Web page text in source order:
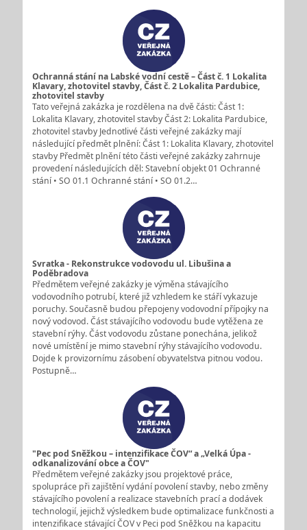
Ochranná stání na Labské vodní cestě – Část č. 1 Lokalita
Klavary, zhotovitel stavby, Část č. 2 Lokalita Pardubice,
zhotovitel stavby
Tato veřejná zakázka je rozdělena na dvě části: Část 1:
Lokalita Klavary, zhotovitel stavby Část 2: Lokalita Pardubice,
zhotovitel stavby Jednotlivé části veřejné zakázky mají
následující předmět plnění: Část 1: Lokalita Klavary, zhotovitel
stavby Předmět plnění této části veřejné zakázky zahrnuje
provedení následujících děl: Stavební objekt 01 Ochranné
stání • SO 01.1 Ochranné stání • SO 01.2…
Svratka - Rekonstrukce vodovodu ul. Libušina a
Poděbradova
Předmětem veřejné zakázky je výměna stávajícího
vodovodního potrubí, které již vzhledem ke stáří vykazuje
poruchy. Současně budou přepojeny vodovodní přípojky na
nový vodovod. Část stávajícího vodovodu bude vytěžena ze
stavební rýhy. Část vodovodu zůstane ponechána, jelikož
nové umístění je mimo stavební rýhy stávajícího vodovodu.
Dojde k provizornímu zásobení obyvatelstva pitnou vodou.
Postupně…
"Pec pod Sněžkou – intenzifikace ČOV“ a „Velká Úpa -
odkanalizování obce a ČOV"
Předmětem veřejné zakázky jsou projektové práce,
spolupráce při zajištění vydání povolení stavby, nebo změny
stávajícího povolení a realizace stavebních prací a dodávek
technologií, jejichž výsledkem bude optimalizace funkčnosti a
intenzifikace stávající ČOV v Peci pod Sněžkou na kapacitu